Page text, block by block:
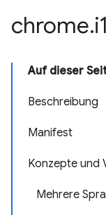
chrome.
Auf dieser
Beschreibung
Manifest
Konzepte und
Mehrere